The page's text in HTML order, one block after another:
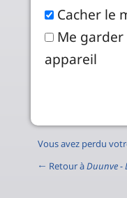
Cacher le
Me
appareil
Vous avez perdu
← Retour àDuunve -